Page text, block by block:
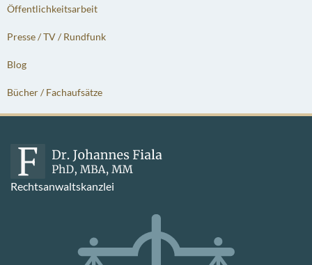
Öffentlichkeitsarbeit
Presse / TV / Rundfunk
Blog
Bücher / Fachaufsätze
Rechtsanwaltskanzlei